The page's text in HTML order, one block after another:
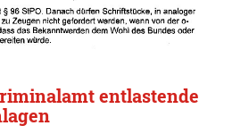
entlastende